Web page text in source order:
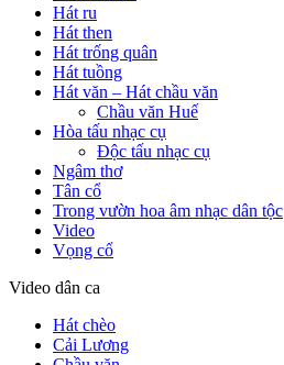
Hát ru
Hát then
Hát trống quân
Hát tuồng
Hát văn – Hát chầu văn
Chầu văn Huế
Hòa tấu nhạc cụ
Độc tấu nhạc cụ
Ngâm thơ
Tân cổ
Trong vườn hoa âm nhạc dân tộc
Video
Vọng cổ
Video dân ca
Hát chèo
Cải Lương